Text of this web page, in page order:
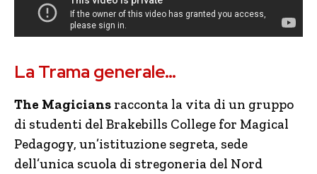
La Trama generale…
The Magicians racconta la vita di un gruppo
di studenti del Brakebills College for Magical
Pedagogy, un’istituzione segreta, sede
dell’unica scuola di stregoneria del Nord